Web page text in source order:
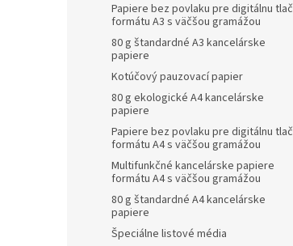
Papiere bez povlaku pre digitálnu tlač
formátu A3 s väčšou gramážou
80 g štandardné A3 kancelárske
papiere
Kotúčový pauzovací papier
80 g ekologické A4 kancelárske
papiere
Papiere bez povlaku pre digitálnu tlač
formátu A4 s väčšou gramážou
Multifunkčné kancelárske papiere
formátu A4 s väčšou gramážou
80 g štandardné A4 kancelárske
papiere
Špeciálne listové média